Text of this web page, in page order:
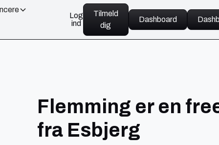
Log
ind
Tilmeld
dig
Dashboard
Flemming er en
fra Esbjerg